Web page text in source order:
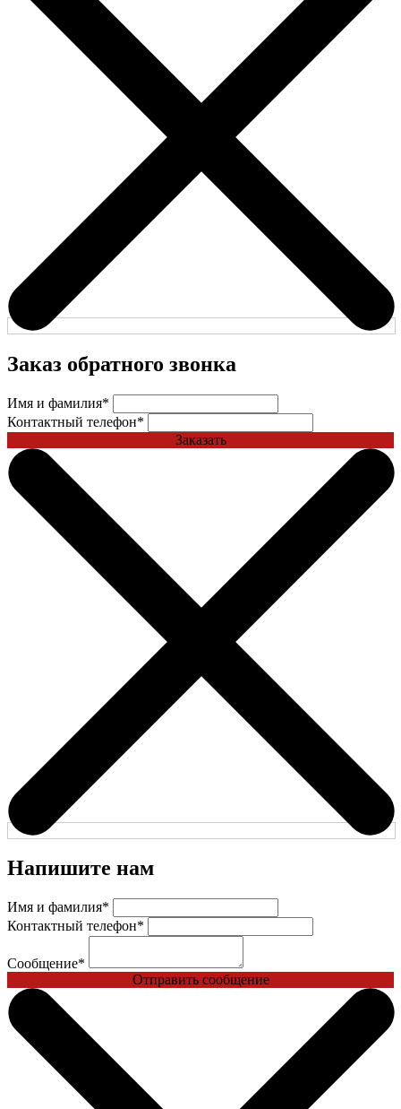
Заказ обратного звонка
Имя и фамилия*
Контактный телефон*
Заказать
Напишите нам
Имя и фамилия*
Контактный телефон*
Сообщение*
Отправить сообщение